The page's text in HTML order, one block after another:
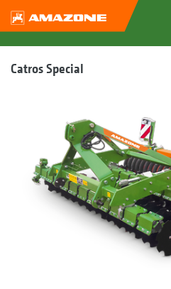
Catros Special